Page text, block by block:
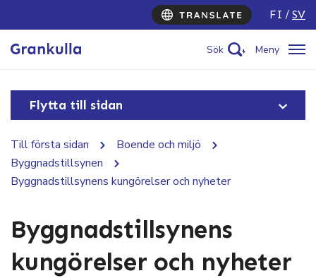
FI SV
Sök Meny
Flytta till sidan
Till första sidan
Boende och miljö
Byggnadstillsynen
Byggnadstillsynens kungörelser och nyheter
Byggnadstillsynens
kungörelser och nyheter